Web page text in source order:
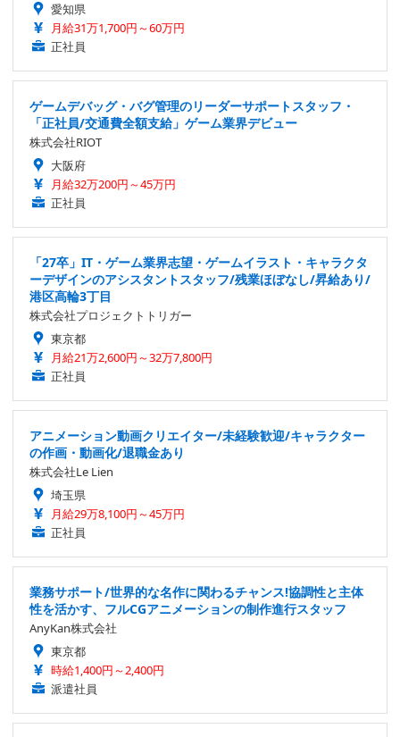
愛知県
月給31万1,700円～60万円
正社員
ゲームデバッグ・バグ管理のリーダーサポートスタッフ・
「正社員/交通費全額支給」ゲーム業界デビュー
株式会社RIOT
大阪府
月給32万200円～45万円
正社員
「27卒」IT・ゲーム業界志望・ゲームイラスト・キャラクタ
ーデザインのアシスタントスタッフ/残業ほぼなし/昇給あり/
港区高輪3丁目
株式会社プロジェクトトリガー
東京都
月給21万2,600円～32万7,800円
正社員
アニメーション動画クリエイター/未経験歓迎/キャラクター
の作画・動画化/退職金あり
株式会社Le Lien
埼玉県
月給29万8,100円～45万円
正社員
業務サポート/世界的な名作に関わるチャンス!協調性と主体
性を活かす、フルCGアニメーションの制作進行スタッフ
AnyKan株式会社
東京都
時給1,400円～2,400円
派遣社員